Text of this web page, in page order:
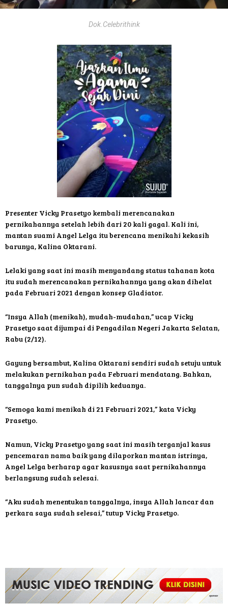
Dok.Celebrithink
Presenter Vicky Prasetyo kembali merencanakan
pernikahannya setelah lebih dari 20 kali gagal. Kali ini,
mantan suami Angel Lelga itu berencana menikahi kekasih
barunya, Kalina Oktarani.
Lelaki yang saat ini masih menyandang status tahanan kota
itu sudah merencanakan pernikahannya yang akan dihelat
pada Februari 2021 dengan konsep Gladiator.
“Insya Allah (menikah), mudah-mudahan,” ucap Vicky
Prasetyo saat dijumpai di Pengadilan Negeri Jakarta Selatan,
Rabu (2/12).
Gayung bersambut, Kalina Oktarani sendiri sudah setuju untuk
melakukan pernikahan pada Februari mendatang. Bahkan,
tanggalnya pun sudah dipilih keduanya.
“Semoga kami menikah di 21 Februari 2021,” kata Vicky
Prasetyo.
Namun, Vicky Prasetyo yang saat ini masih terganjal kasus
pencemaran nama baik yang dilaporkan mantan istrinya,
Angel Lelga berharap agar kasusnya saat pernikahannya
berlangsung sudah selesai.
“Aku sudah menentukan tanggalnya, insya Allah lancar dan
perkara saya sudah selesai,” tutup Vicky Prasetyo.